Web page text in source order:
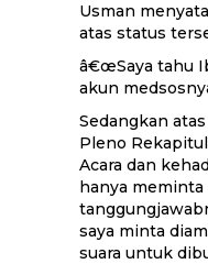
Usman
atas status
â€œSaya tahu
akun
Sedangkan
Pleno
Acara dan
hanya
saya minta
suara untuk